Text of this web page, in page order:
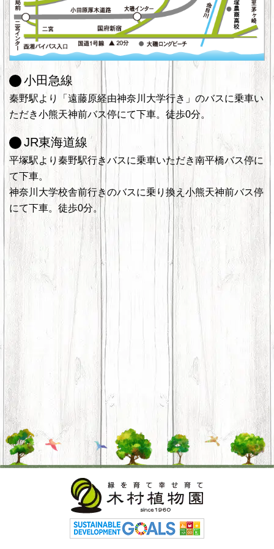
小田急線
秦野駅より「遠藤原経由神奈川大学行き」のバスに乗車い
ただき小熊天神前バス停にて下車。徒歩0分。
JR東海道線
平塚駅より秦野駅行きバスに乗車いただき南平橋バス停に
て下車。
神奈川大学校舎前行きのバスに乗り換え小熊天神前バス停
にて下車。徒歩0分。